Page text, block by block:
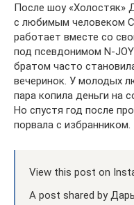
После шоу «Холостяк»
с любимым человеком
работает вместе со
под псевдонимом N-
братом часто
вечеринок. У молодых
пара копила деньги на
Но спустя год после
порвала с избранником.
View this post on
A post shared by